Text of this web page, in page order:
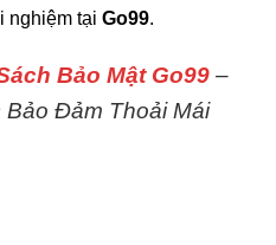
nghiệm tại Go99.
Bảo Mật Go99 –
Đảm Thoải Mái